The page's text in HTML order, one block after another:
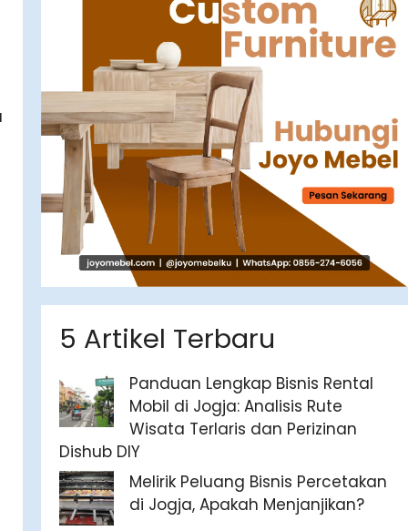
5 Artikel Terbaru
Panduan Lengkap Bisnis Rental
Mobil di Jogja: Analisis Rute
Wisata Terlaris dan Perizinan
Dishub DIY
Melirik Peluang Bisnis Percetakan
di Jogja, Apakah Menjanjikan?